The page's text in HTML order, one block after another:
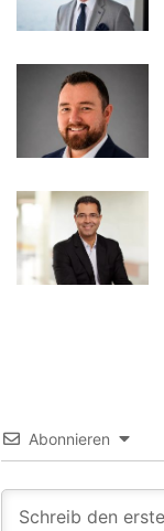
Abonnieren